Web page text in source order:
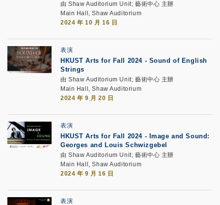
由 Shaw Auditorium Unit; 藝術中心 主辦
Main Hall, Shaw Auditorium
2024 年 10 月 16 日
表演
HKUST Arts for Fall 2024- Sound of English
Strings
由 Shaw Auditorium Unit; 藝術中心 主辦
Main Hall, Shaw Auditorium
2024 年 9 月 20 日
表演
HKUST Arts for Fall 2024 - Image and Sound:
Georges and Louis Schwizgebel
由 Shaw Auditorium Unit; 藝術中心 主辦
Main Hall, Shaw Auditorium
2024 年 9 月 16 日
表演